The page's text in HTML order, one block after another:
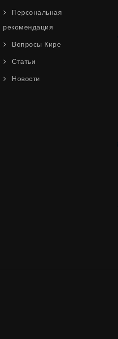
Персональная
рекомендация
Вопросы Кире
Статьи
Новости